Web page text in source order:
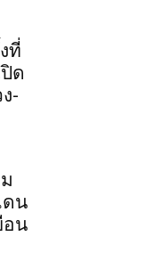
ที่
ด
-
ดน
อน